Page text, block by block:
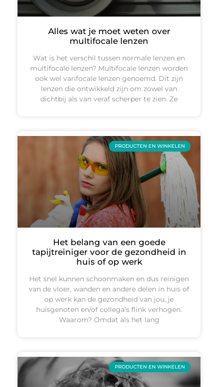
Alles wat je moet weten over
multifocale lenzen
Wat is het verschil tussen normale lenzen en
multifocale lenzen? Multifocale lenzen worden
ook wel varifocale lenzen genoemd. Dit zijn
lenzen die ontwikkeld zijn om zowel van
dichtbij als van veraf scherper te zien. Ze
PRODUCTEN EN WINKELEN
Het belang van een goede
tapijtreiniger voor de gezondheid in
huis of op werk
Het snel kunnen schoonmaken en dus reinigen
van de vloer, wanden en andere delen in huis of
op werk kan de gezondheid van jou, je
huisgenoten en/of collega’s flink verhogen.
Waarom? Omdat als het lang
PRODUCTEN EN WINKELEN